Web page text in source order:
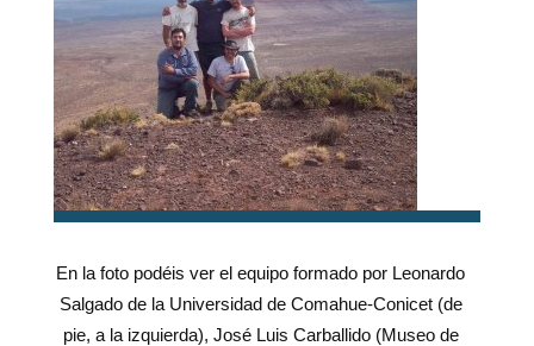
En la foto podéis ver el equipo formado por Leonardo
Salgado de la Universidad de Comahue-Conicet (de
pie, a la izquierda), José Luis Carballido (Museo de